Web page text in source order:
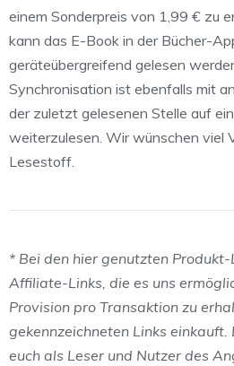
einem Sonderpreis von 1,99 € zu
kann das E-Book in der Bücher-
geräteübergreifend gelesen
Synchronisation ist ebenfalls mit
der zuletzt gelesenen Stelle auf
weiterzulesen. Wir wünschen viel
Lesestoff.
* Bei den hier genutzten
Affiliate-Links, die es uns
Provision pro Transaktion zu
gekennzeichneten Links
euch als Leser und Nutzer des